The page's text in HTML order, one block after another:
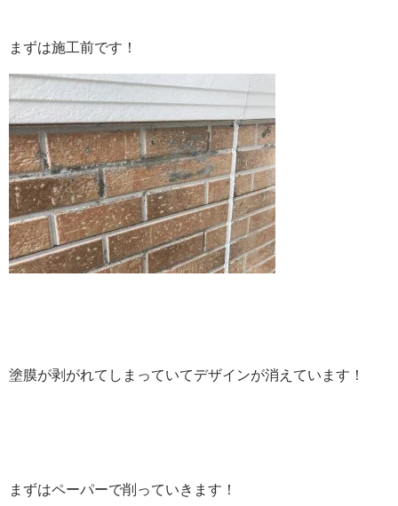
まずは施工前です！
塗膜が剥がれてしまっていてデザインが消えています！
まずはペーパーで削っていきます！